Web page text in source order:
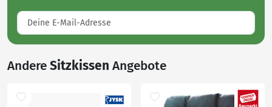
Andere Sitzkissen Angebote